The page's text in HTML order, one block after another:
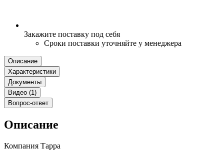
Закажите поставку под себя
Сроки поставки уточняйте у менеджера
Описание
Характеристики
Документы
Видео (1)
Вопрос-ответ
Описание
Компания Тарра